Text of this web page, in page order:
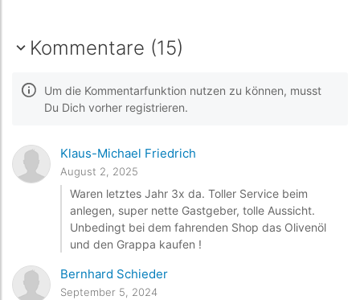
Kommentare (15)
Um die Kommentarfunktion nutzen zu können, musst
Du Dich vorher registrieren.
Klaus-Michael Friedrich
August 2, 2025
Waren letztes Jahr 3x da. Toller Service beim
anlegen, super nette Gastgeber, tolle Aussicht.
Unbedingt bei dem fahrenden Shop das Olivenöl
und den Grappa kaufen !
Bernhard Schieder
September 5, 2024